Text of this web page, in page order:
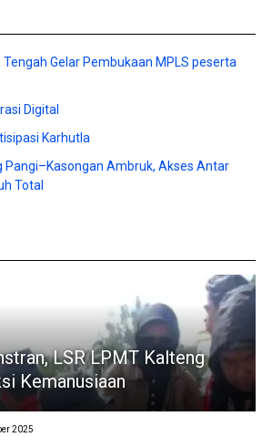
Tengah Gelar Pembukaan MPLS peserta
Digital
Karhutla
Pangi–Kasongan Ambruk, Akses Antar
Total
LSR LPMT Kalteng
Kemanusiaan
2025